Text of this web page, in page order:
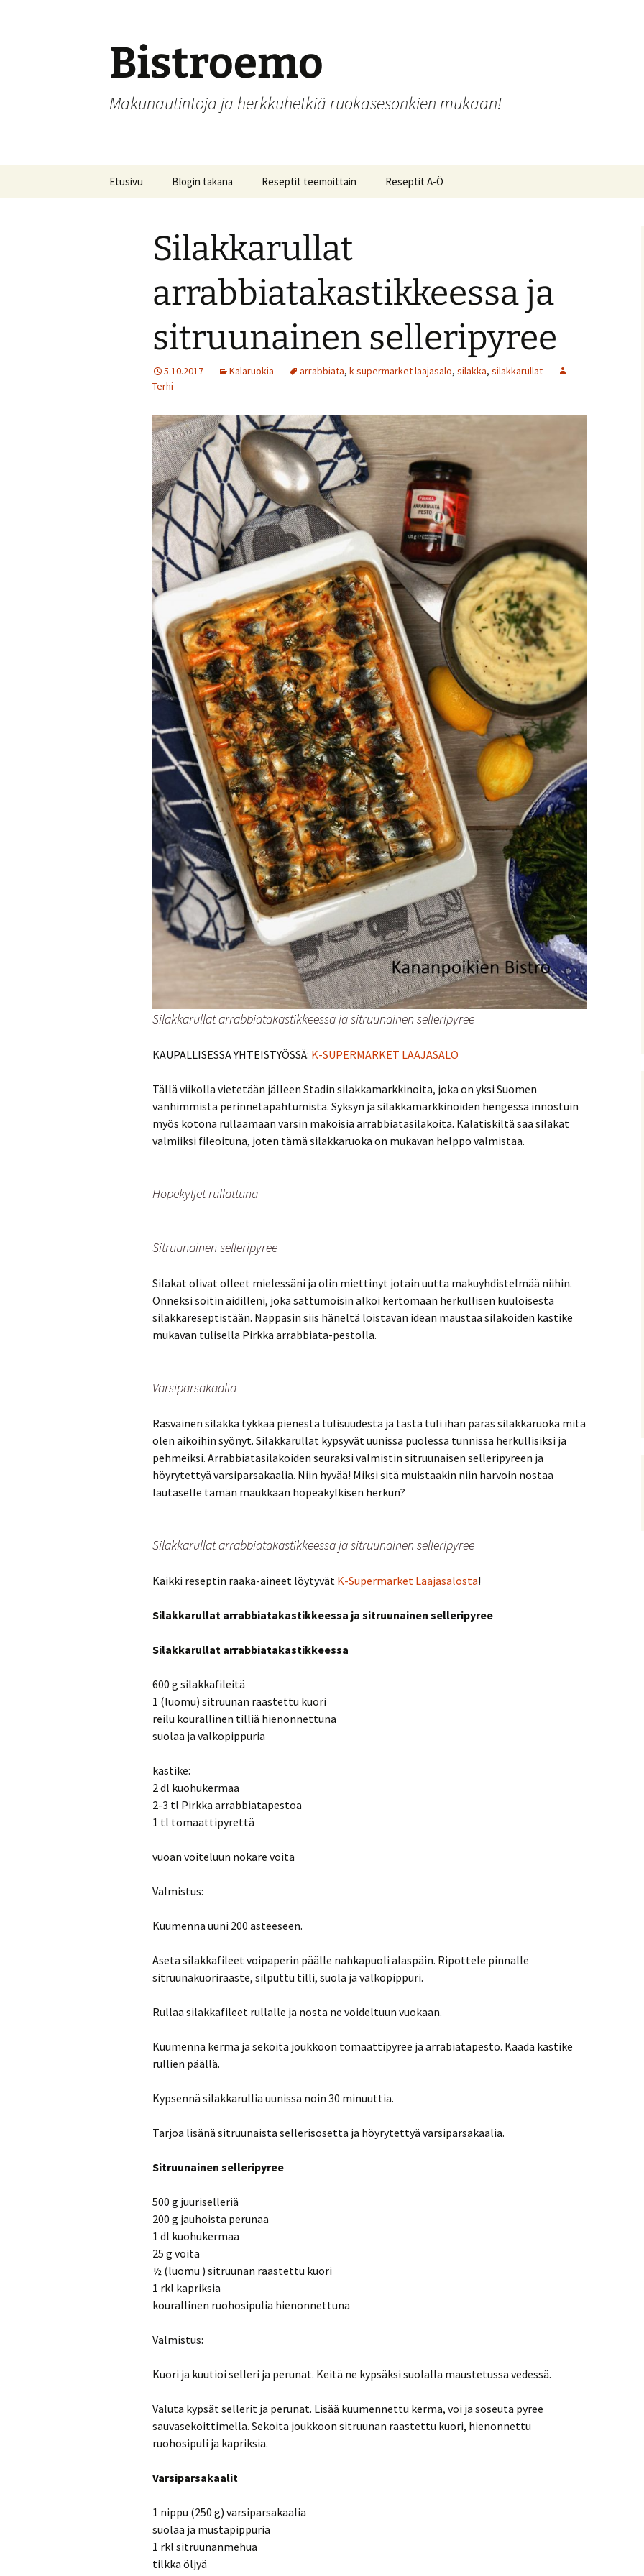
Bistroemo
Makunautintoja ja herkkuhetkiä ruokasesonkien mukaan!
Etusivu Blogin takana Reseptit teemoittain
Alkupalat
Hedelmät, hillot ja
säilöntä
Jälkiruokia
Kalaruokia
Kasvisherkkuja
Keitot
Liharuokia
Lintu
Lisukkeet
Makeat leivonnaiset
Munakkaat
Pastat
Pizzat
Risotot
Salaatit
Sienet
Suolaiset leivonnaiset
Reseptit A-Ö
Silakkarullat
arrabbiatakastikkeessa ja
sitruunainen selleripyree
5.10.2017 Kalaruokia arrabbiata, k-supermarket laajasalo, silakka, silakkarullat
Terhi
Silakkarullat arrabbiatakastikkeessa ja sitruunainen selleripyree
KAUPALLISESSA YHTEISTYÖSSÄ: K-SUPERMARKET LAAJASALO
Tällä viikolla vietetään jälleen Stadin silakkamarkkinoita, joka on yksi Suomen
vanhimmista perinnetapahtumista. Syksyn ja silakkamarkkinoiden hengessä innostuin
myös kotona rullaamaan varsin makoisia arrabbiatasilakoita. Kalatiskiltä saa silakat
valmiiksi fileoituna, joten tämä silakkaruoka on mukavan helppo valmistaa.
Hopekyljet rullattuna
Sitruunainen selleripyree
Silakat olivat olleet mielessäni ja olin miettinyt jotain uutta makuyhdistelmää niihin.
Onneksi soitin äidilleni, joka sattumoisin alkoi kertomaan herkullisen kuuloisesta
silakkareseptistään. Nappasin siis häneltä loistavan idean maustaa silakoiden kastike
mukavan tulisella Pirkka arrabbiata-pestolla.
Varsiparsakaalia
Rasvainen silakka tykkää pienestä tulisuudesta ja tästä tuli ihan paras silakkaruoka mitä
olen aikoihin syönyt. Silakkarullat kypsyvät uunissa puolessa tunnissa herkullisiksi ja
pehmeiksi. Arrabbiatasilakoiden seuraksi valmistin sitruunaisen selleripyreen ja
höyrytettyä varsiparsakaalia. Niin hyvää! Miksi sitä muistaakin niin harvoin nostaa
lautaselle tämän maukkaan hopeakylkisen herkun?
Silakkarullat arrabbiatakastikkeessa ja sitruunainen selleripyree
Kaikki reseptin raaka-aineet löytyvät K-Supermarket Laajasalosta!
Silakkarullat arrabbiatakastikkeessa ja sitruunainen selleripyree
Silakkarullat arrabbiatakastikkeessa
600 g silakkafileitä
1 (luomu) sitruunan raastettu kuori
reilu kourallinen tilliä hienonnettuna
suolaa ja valkopippuria
kastike:
2 dl kuohukermaa
2-3 tl Pirkka arrabbiatapestoa
1 tl tomaattipyrettä
vuoan voiteluun nokare voita
Valmistus:
Kuumenna uuni 200 asteeseen.
Aseta silakkafileet voipaperin päälle nahkapuoli alaspäin. Ripottele pinnalle
sitruunakuoriraaste, silputtu tilli, suola ja valkopippuri.
Rullaa silakkafileet rullalle ja nosta ne voideltuun vuokaan.
Kuumenna kerma ja sekoita joukkoon tomaattipyree ja arrabiatapesto. Kaada kastike
rullien päällä.
Kypsennä silakkarullia uunissa noin 30 minuuttia.
Tarjoa lisänä sitruunaista sellerisosetta ja höyrytettyä varsiparsakaalia.
Sitruunainen selleripyree
500 g juuriselleriä
200 g jauhoista perunaa
1 dl kuohukermaa
25 g voita
½ (luomu ) sitruunan raastettu kuori
1 rkl kapriksia
kourallinen ruohosipulia hienonnettuna
Valmistus:
Kuori ja kuutioi selleri ja perunat. Keitä ne kypsäksi suolalla maustetussa vedessä.
Valuta kypsät sellerit ja perunat. Lisää kuumennettu kerma, voi ja soseuta pyree
sauvasekoittimella. Sekoita joukkoon sitruunan raastettu kuori, hienonnettu
ruohosipuli ja kapriksia.
Varsiparsakaalit
1 nippu (250 g) varsiparsakaalia
suolaa ja mustapippuria
1 rkl sitruunanmehua
tilkka öljyä